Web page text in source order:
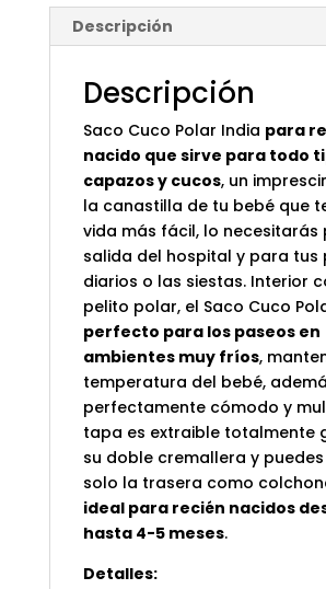
Descripción
Descripción
Saco Cuco Polar India para
nacido que sirve para todo
capazos y cucos, un
la canastilla de tu bebé que
vida más fácil, lo necesitarás
salida del hospital y para tus
diarios o las siestas. Interior
pelito polar, el Saco Cuco
perfecto para los paseos en
ambientes muy fríos,
temperatura del bebé,
perfectamente cómodo y
tapa es extraible totalmente
su doble cremallera y
solo la trasera como
ideal para recién nacidos
hasta 4-5 meses.
Detalles: